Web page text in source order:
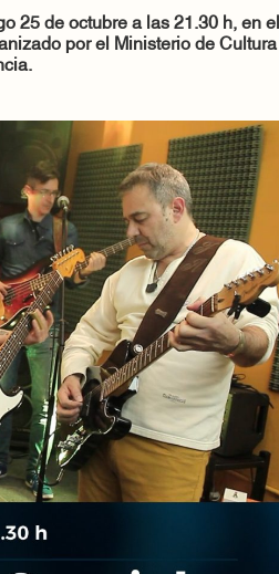
25 de octubre a las 21.30 h, en el
por el Ministerio de Cultura